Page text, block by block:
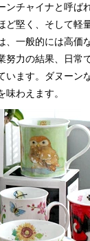
ンチャイナと呼ば
ど堅く、そして軽
、一般的には高価
努力の結果、日常
います。ダヌーン
味わえます。